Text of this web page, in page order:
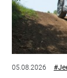
05.08.2026